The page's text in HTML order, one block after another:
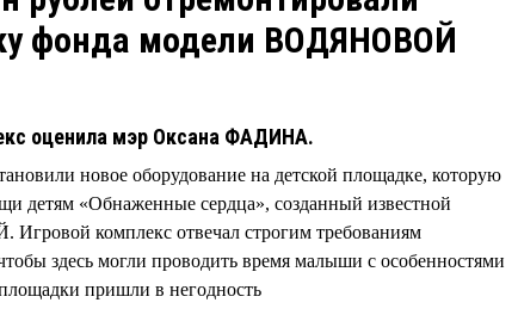
фонда модели ВОДЯНОВОЙ
оценила мэр Оксана ФАДИНА.
новое оборудование на детской площадке, которую
детям «Обнаженные сердца», созданный известной
комплекс отвечал строгим требованиям
здесь могли проводить время малыши с особенностями
пришли в негодность